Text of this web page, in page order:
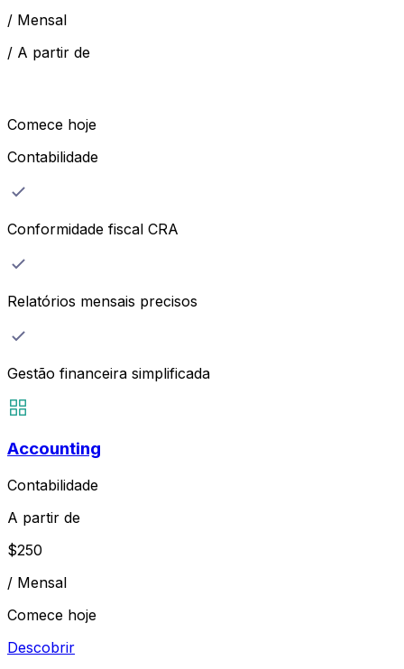
/ Mensal
/ A partir de
Comece hoje
Contabilidade
Conformidade fiscal CRA
Relatórios mensais precisos
Gestão financeira simplificada
Accounting
Contabilidade
A partir de
$250
/ Mensal
Comece hoje
Descobrir